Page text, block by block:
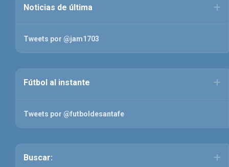
Noticias de última
Tweets por @jam1703
Fútbol al instante
Tweets por @futboldesantafe
Buscar: